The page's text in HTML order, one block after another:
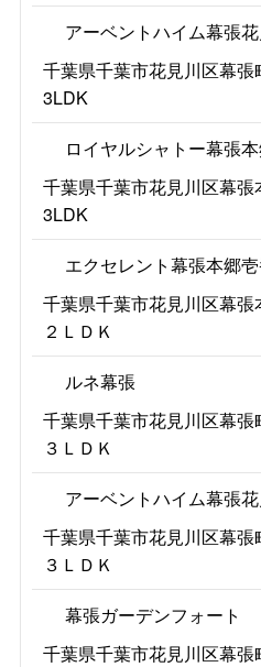
アーベントハイム幕張
千葉県千葉市花見川区幕張
3LDK
ロイヤルシャトー幕張
千葉県千葉市花見川区幕張
3LDK
エクセレント幕張本郷
千葉県千葉市花見川区幕張
２ＬＤＫ
ルネ幕張
千葉県千葉市花見川区幕張
３ＬＤＫ
アーベントハイム幕張
千葉県千葉市花見川区幕張
３ＬＤＫ
幕張ガーデンフォート
千葉県千葉市花見川区幕張